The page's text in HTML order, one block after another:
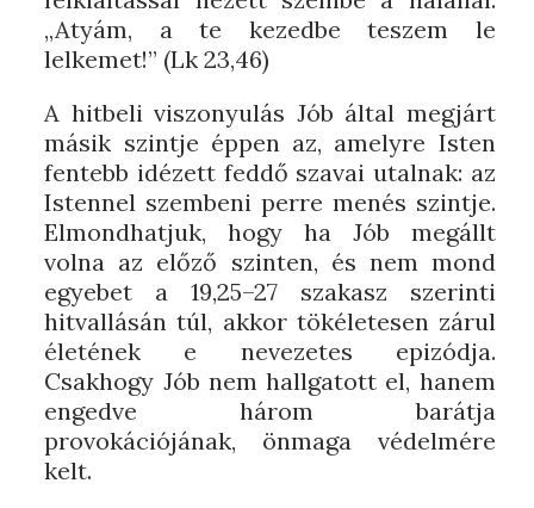
„Atyám, a te kezedbe teszem le
lelkemet!” (Lk 23,46)
A hitbeli viszonyulás Jób által megjárt
másik szintje éppen az, amelyre Isten
fentebb idézett feddő szavai utalnak: az
Istennel szembeni perre menés szintje.
Elmondhatjuk, hogy ha Jób megállt
volna az előző szinten, és nem mond
egyebet a 19,25–27 szakasz szerinti
hitvallásán túl, akkor tökéletesen zárul
életének e nevezetes epizódja.
Csakhogy Jób nem hallgatott el, hanem
engedve három barátja
provokációjának, önmaga védelmére
kelt.